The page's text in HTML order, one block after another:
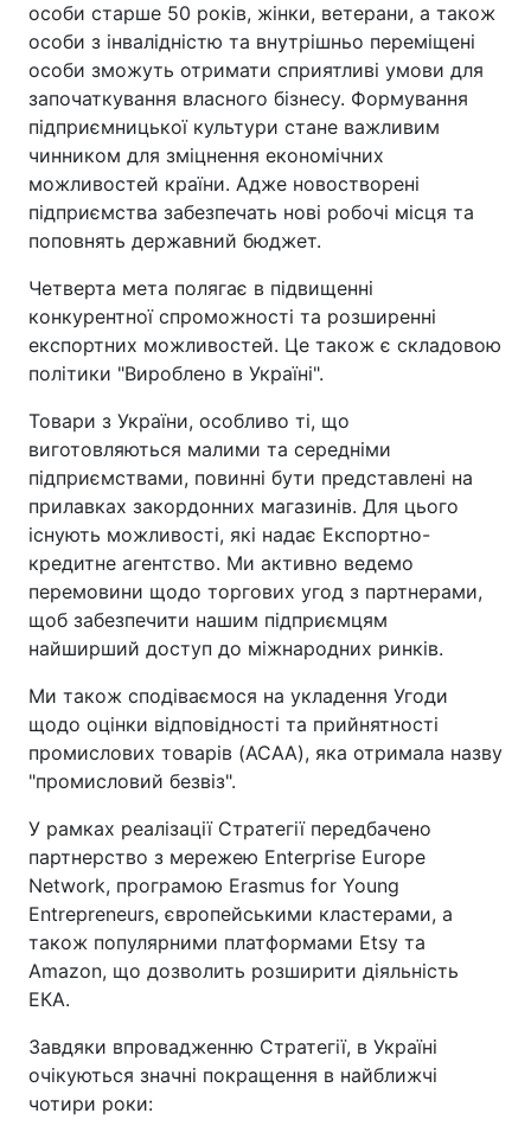
особи старше 50 років, жінки, ветерани, а також
особи з інвалідністю та внутрішньо переміщені
особи зможуть отримати сприятливі умови для
започаткування власного бізнесу. Формування
підприємницької культури стане важливим
чинником для зміцнення економічних
можливостей країни. Адже новостворені
підприємства забезпечать нові робочі місця та
поповнять державний бюджет.
Четверта мета полягає в підвищенні
конкурентної спроможності та розширенні
експортних можливостей. Це також є складовою
політики "Вироблено в Україні".
Товари з України, особливо ті, що
виготовляються малими та середніми
підприємствами, повинні бути представлені на
прилавках закордонних магазинів. Для цього
існують можливості, які надає Експортно-
кредитне агентство. Ми активно ведемо
перемовини щодо торгових угод з партнерами,
щоб забезпечити нашим підприємцям
найширший доступ до міжнародних ринків.
Ми також сподіваємося на укладення Угоди
щодо оцінки відповідності та прийнятності
промислових товарів (ACAA), яка отримала назву
"промисловий безвіз".
У рамках реалізації Стратегії передбачено
партнерство з мережею Enterprise Europe
Network, програмою Erasmus for Young
Entrepreneurs, європейськими кластерами, а
також популярними платформами Etsy та
Amazon, що дозволить розширити діяльність
ЕКА.
Завдяки впровадженню Стратегії, в Україні
очікуються значні покращення в найближчі
чотири роки: